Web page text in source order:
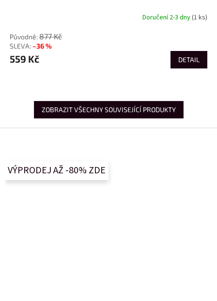
Doručení 2-3 dny(1 ks)
877 Kč
–36 %
559 Kč DETAIL
ZOBRAZIT VŠECHNY SOUVISEJÍCÍ PRODUKTY
VÝPRODEJ AŽ -80% ZDE